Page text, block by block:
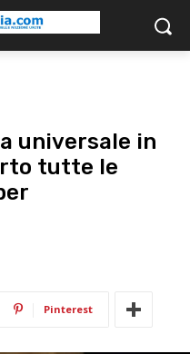
universale in
tutte le
Pinterest